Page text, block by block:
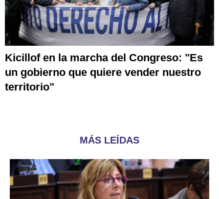
Kicillof en la marcha del Congreso: "Es
un gobierno que quiere vender nuestro
territorio"
MÁS LEÍDAS